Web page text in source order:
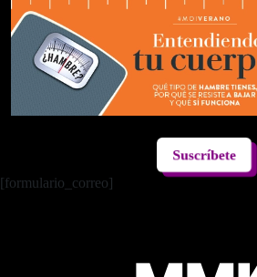
Suscríbete
[formulario_correo]